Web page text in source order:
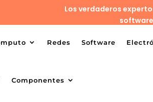
Los verdaderos
Redes Software
Componentes